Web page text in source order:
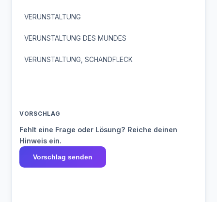
VERUNSTALTUNG
VERUNSTALTUNG DES MUNDES
VERUNSTALTUNG, SCHANDFLECK
VORSCHLAG
Fehlt eine Frage oder Lösung? Reiche deinen
Hinweis ein.
Vorschlag senden